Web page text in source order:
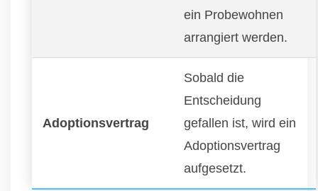
ein Probewohnen
arrangiert werden.
Adoptionsvertrag
Sobald die
Entscheidung
gefallen ist, wird ein
Adoptionsvertrag
aufgesetzt.